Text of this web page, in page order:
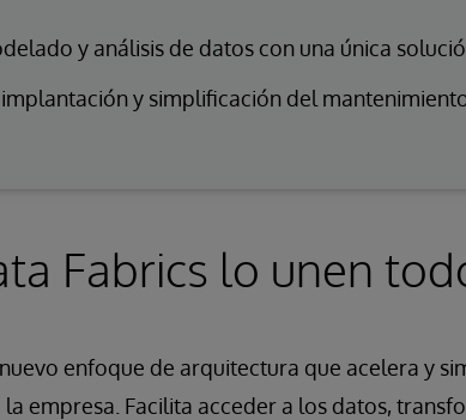
y análisis de datos con una única
y simplificación del
Fabrics lo unen
enfoque de arquitectura que acelera y
empresa. Facilita acceder a los datos,